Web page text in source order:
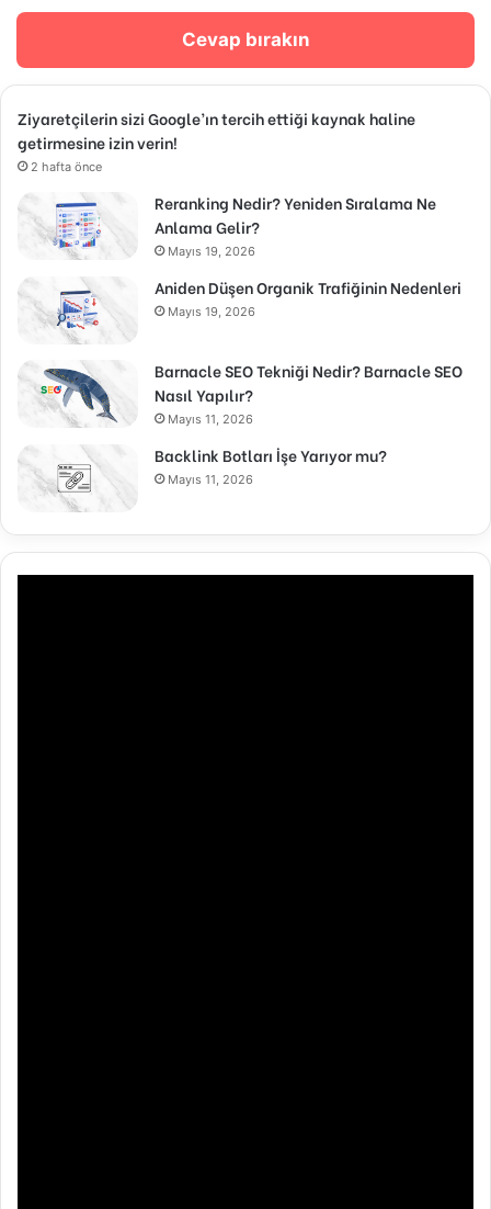
Cevap bırakın
Ziyaretçilerin sizi Google’ın tercih ettiği kaynak haline
getirmesine izin verin!
2 hafta önce
Reranking Nedir? Yeniden Sıralama Ne
Anlama Gelir?
Mayıs 19, 2026
Aniden Düşen Organik Trafiğinin Nedenleri
Mayıs 19, 2026
Barnacle SEO Tekniği Nedir? Barnacle SEO
Nasıl Yapılır?
Mayıs 11, 2026
Backlink Botları İşe Yarıyor mu?
Mayıs 11, 2026